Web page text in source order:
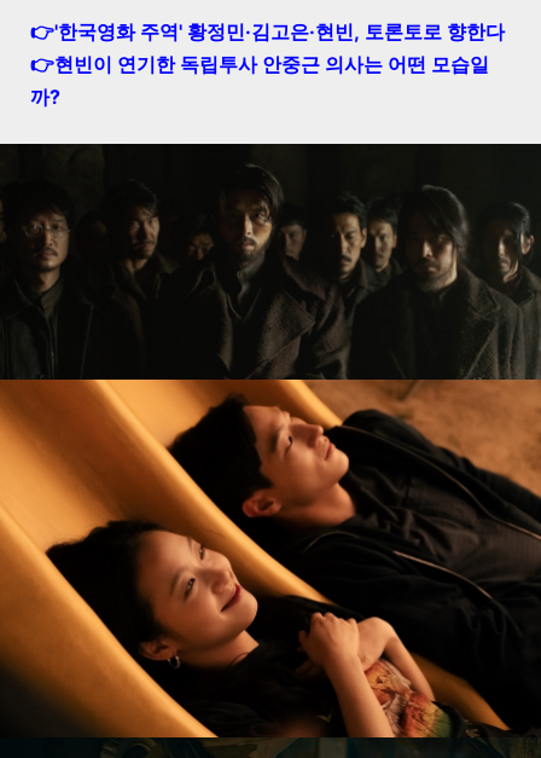
👉'한국영화 주역' 황정민·김고은·현빈, 토론토로 향한다
👉현빈이 연기한 독립투사 안중근 의사는 어떤 모습일
까?